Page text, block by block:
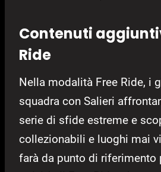
Contenuti
Ride
Nella modalità Free Ride, i
squadra con Salieri
serie di sfide estreme e
collezionabili e luoghi mai
farà da punto di riferimento